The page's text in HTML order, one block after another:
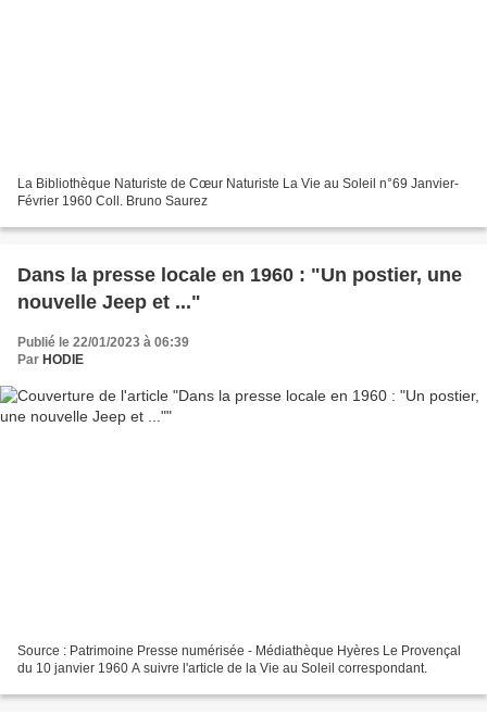
La Bibliothèque Naturiste de Cœur Naturiste La Vie au Soleil n°69 Janvier-
Février 1960 Coll. Bruno Saurez
Dans la presse locale en 1960 : "Un postier, une
nouvelle Jeep et ..."
Publié le 22/01/2023 à 06:39
Par HODIE
Source : Patrimoine Presse numérisée - Médiathèque Hyères Le Provençal
du 10 janvier 1960 A suivre l'article de la Vie au Soleil correspondant.